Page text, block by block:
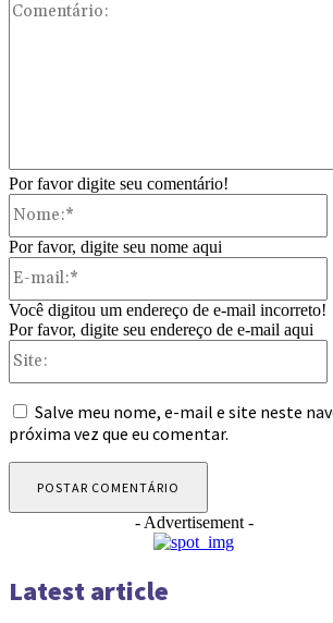
Por favor digite seu comentário!
Por favor, digite seu nome aqui
Você digitou um endereço de e-mail incorreto!
Por favor, digite seu endereço de e-mail aqui
Salve meu nome, e-mail e site neste
próxima vez que eu comentar.
- Advertisement -
Latest article